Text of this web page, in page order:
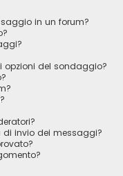
in un forum?
opzioni del sondaggio?
di invio dei messaggi?